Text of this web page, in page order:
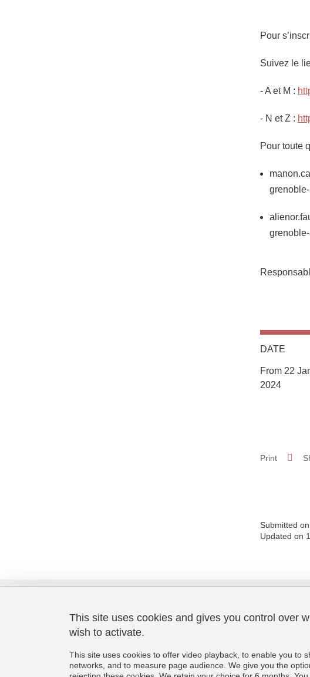
Pour
Suivez le
- A et M :
- N et Z :
Pour toute
DATE
From 22
2024
Print
Submitted
Updated on
Laboratoire de Psychologie et
CNRS UMR 5105
Université Grenoble Alpes
Credits
This site uses cookies and gives you control over
wish to activate.
This site uses cookies to offer video playback, to enable you to
networks, and to measure page audience. We give you the